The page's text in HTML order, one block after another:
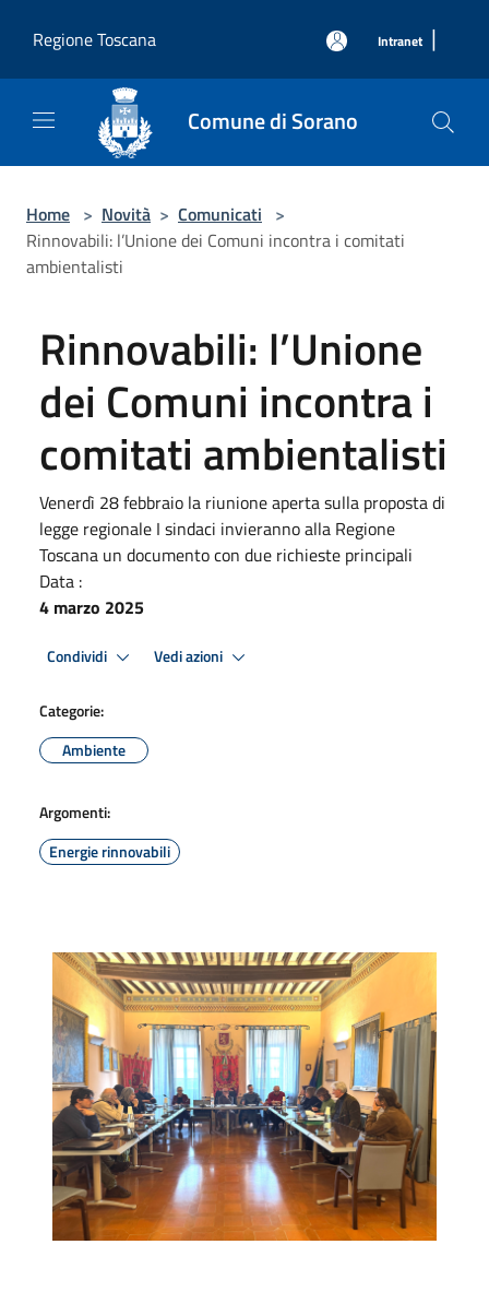
Regione Toscana
Intranet |
Comune di Sorano
Home > Novità > Comunicati >
Rinnovabili: l’Unione dei Comuni incontra i comitati
ambientalisti
Rinnovabili: l’Unione
dei Comuni incontra i
comitati ambientalisti
Venerdì 28 febbraio la riunione aperta sulla proposta di
legge regionale I sindaci invieranno alla Regione
Toscana un documento con due richieste principali
Data :
4 marzo 2025
Condividi Vedi azioni
Categorie:
Ambiente
Argomenti:
Energie rinnovabili